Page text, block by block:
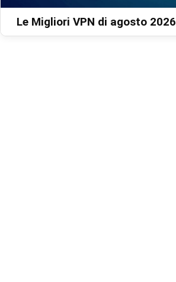
Le Migliori VPN di agosto 2026